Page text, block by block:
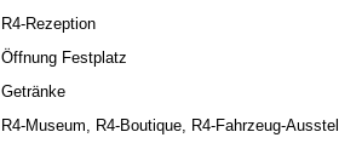
R4-Rezeption
Öffnung Festplatz
Getränke
R4-Museum, R4-Boutique, R4-Fahrzeug-